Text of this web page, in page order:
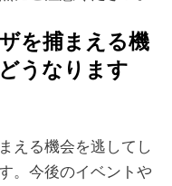
を捕まえる機
うなります
える機会を逃してし
。今後のイベントや